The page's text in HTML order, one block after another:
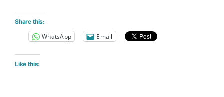
Share this:
WhatsApp Email
Like this: